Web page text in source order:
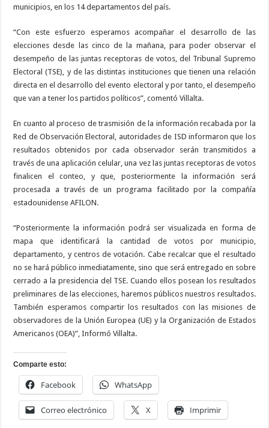
municipios, en los 14 departamentos del país.
“Con este esfuerzo esperamos acompañar el desarrollo de las
elecciones desde las cinco de la mañana, para poder observar el
desempeño de las juntas receptoras de votos, del Tribunal Supremo
Electoral (TSE), y de las distintas instituciones que tienen una relación
directa en el desarrollo del evento electoral y por tanto, el desempeño
que van a tener los partidos políticos”, comentó Villalta.
En cuanto al proceso de trasmisión de la información recabada por la
Red de Observación Electoral, autoridades de ISD informaron que los
resultados obtenidos por cada observador serán transmitidos a
través de una aplicación celular, una vez las juntas receptoras de votos
finalicen el conteo, y que, posteriormente la información será
procesada a través de un programa facilitado por la compañía
estadounidense AFILON.
“Posteriormente la información podrá ser visualizada en forma de
mapa que identificará la cantidad de votos por municipio,
departamento, y centros de votación. Cabe recalcar que el resultado
no se hará público inmediatamente, sino que será entregado en sobre
cerrado a la presidencia del TSE. Cuando ellos posean los resultados
preliminares de las elecciones, haremos públicos nuestros resultados.
También esperamos compartir los resultados con las misiones de
observadores de la Unión Europea (UE) y la Organización de Estados
Americanos (OEA)”, Informó Villalta.
Comparte esto:
Facebook WhatsApp
Correo electrónico X Imprimir